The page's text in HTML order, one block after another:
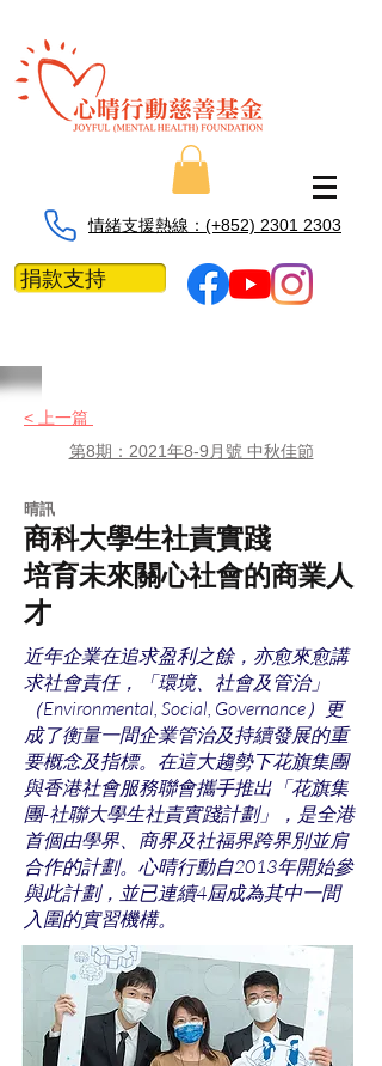
情緒支援熱線：​​(+852) 2301 2303
捐款支持
< 上一篇
第8期：2021年8-9月號 中秋佳節
晴訊
商科大學生社責實踐
培育未來關心社會的商業人
才
近年企業在追求盈利之餘，亦愈來愈講
求社會責任，「環境、社會及管治」
（Environmental, Social, Governance）更
成了衡量一間企業管治及持續發展的重
要概念及指標。在這大趨勢下花旗集團
與香港社會服務聯會攜手推出「花旗集
團-社聯大學生社責實踐計劃」，是全港
首個由學界、商界及社福界跨界別並肩
合作的計劃。心晴行動自2013年開始參
與此計劃，並已連續4屆成為其中一間
入圍的實習機構。